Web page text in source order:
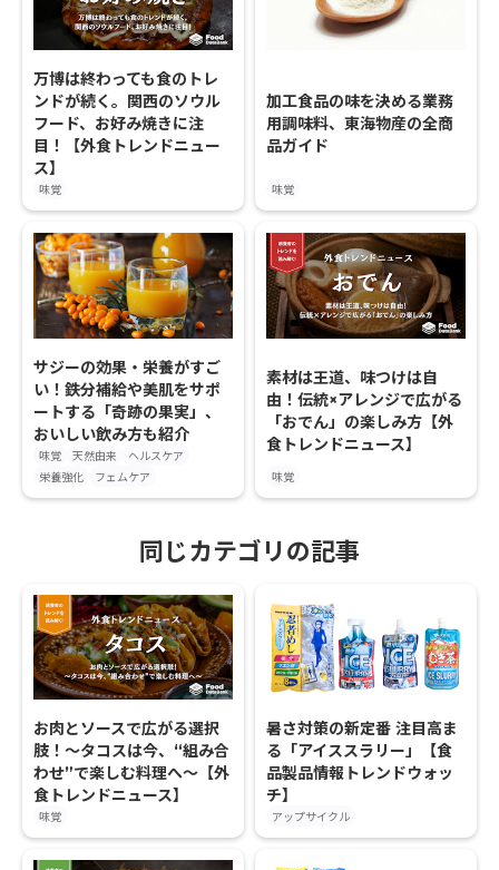
万博は終わっても食のトレ
ンドが続く。関西のソウル
フード、お好み焼きに注
目！【外食トレンドニュー
ス】
味覚
加工食品の味を決める業務
用調味料、東海物産の全商
品ガイド
味覚
サジーの効果・栄養がすご
い！鉄分補給や美肌をサポ
ートする「奇跡の果実」、
おいしい飲み方も紹介
味覚 天然由来
ヘルスケア
栄養強化
フェムケア
素材は王道、味つけは自
由！伝統×アレンジで広がる
「おでん」の楽しみ方【外
食トレンドニュース】
味覚
同じカテゴリの記事
お肉とソースで広がる選択
肢！〜タコスは今、“組み合
わせ”で楽しむ料理へ〜【外
食トレンドニュース】
味覚
暑さ対策の新定番 注目高ま
る「アイススラリー」【食
品製品情報トレンドウォッ
チ】
アップサイクル